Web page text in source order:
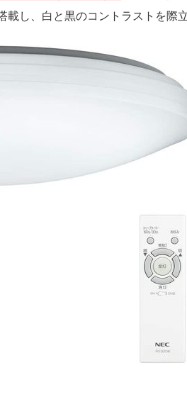
し、白と黒のコントラストを際